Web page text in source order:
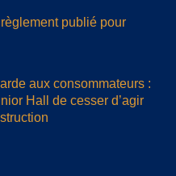
publié pour
aux consommateurs :
Hall de cesser d’agir